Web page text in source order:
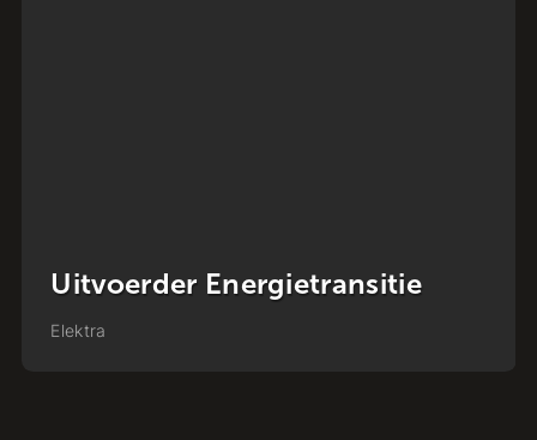
Projectleider Energietransitie
Elektra